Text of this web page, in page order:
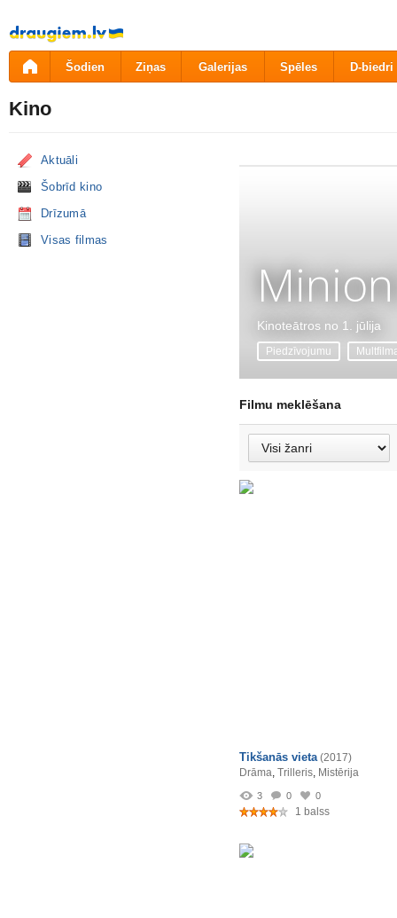
Pāriet
uz
saturu
Šodien Ziņas Galerijas Spēles D-biedri
Kino
Aktuāli
Šobrīd kino
Drīzumā
Visas filmas
Kinoteātros no 1. jūlija
Piedzīvojumu
Filmu meklēšana
Tikšanās vieta (2017)
Drāma, Trilleris, Mistērija
3 0 0
1 balss